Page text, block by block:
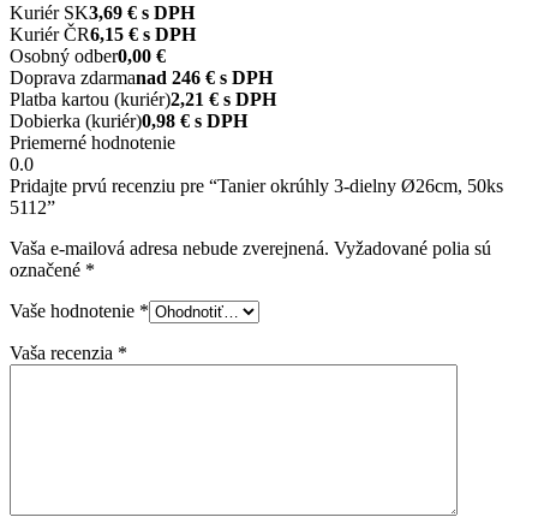
Kuriér SK3,69 € s DPH
Kuriér ČR6,15 € s DPH
Osobný odber0,00 €
Doprava zdarmanad 246 € s DPH
Platba kartou (kuriér)2,21 € s DPH
Dobierka (kuriér)0,98 € s DPH
Priemerné hodnotenie
0.0
Pridajte prvú recenziu pre “Tanier okrúhly 3-dielny Ø26cm, 50ks
5112”
Vaša e-mailová adresa nebude zverejnená. Vyžadované polia sú
označené *
Vaše hodnotenie *
Vaša recenzia *